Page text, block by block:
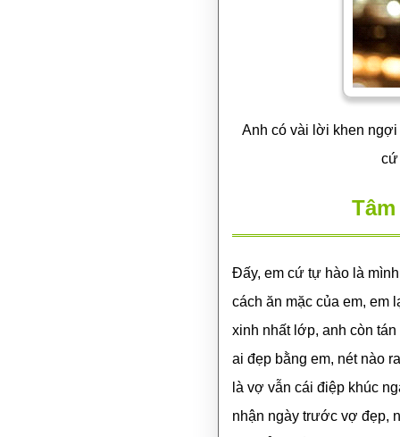
Anh có vài lời khen
cứ
Đấy, em cứ tự hào là
cách ăn mặc của em, em
xinh nhất lớp, anh còn
ai đẹp bằng em, nét nào
là vợ vẫn cái điệp khúc
nhận ngày trước vợ đẹp,